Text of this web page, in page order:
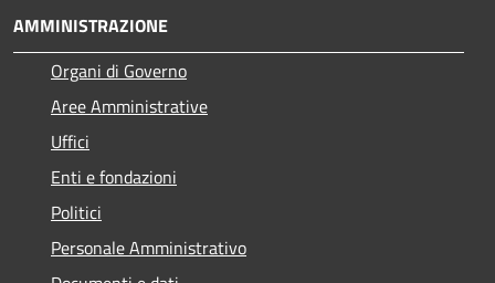
AMMINISTRAZIONE
Organi di Governo
Aree Amministrative
Uffici
Enti e fondazioni
Politici
Personale Amministrativo